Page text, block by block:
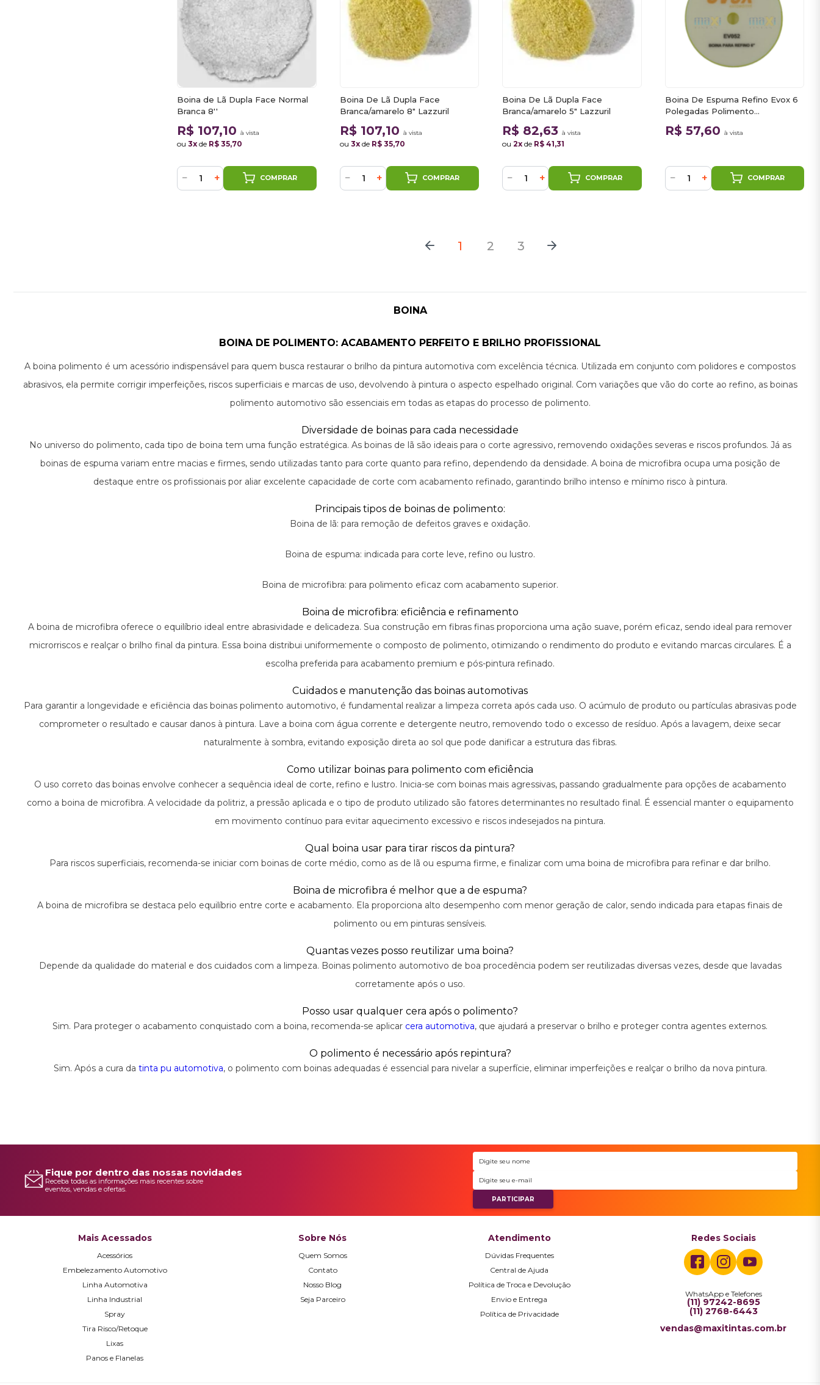
Boina de Lã Dupla Face Normal
Branca 8''
R$ 107,10 à vista
ou 3x de R$ 35,70
− + COMPRAR
Boina De Lã Dupla Face
Branca/amarelo 8" Lazzuril
R$ 107,10 à vista
ou 3xde R$ 35,70
− + COMPRAR
Boina De Lã Dupla Face
Branca/amarelo 5" Lazzuril
R$ 82,63 à vista
ou 2x de R$ 41,31
− + COMPRAR
Boina De Espuma Refino Evox 6
Polegadas Polimento
Automotivo
R$ 57,60 à vista
− + COMPRAR
1 2 3
BOINA
BOINA DE POLIMENTO: ACABAMENTO PERFEITO E BRILHO PROFISSIONAL
A boina polimento é um acessório indispensável para quem busca restaurar o brilho da pintura automotiva com excelência técnica. Utilizada em conjunto com polidores e compostos
abrasivos, ela permite corrigir imperfeições, riscos superficiais e marcas de uso, devolvendo à pintura o aspecto espelhado original. Com variações que vão do corte ao refino, as boinas
polimento automotivo são essenciais em todas as etapas do processo de polimento.
Diversidade de boinas para cada necessidade
No universo do polimento, cada tipo de boina tem uma função estratégica. As boinas de lã são ideais para o corte agressivo, removendo oxidações severas e riscos profundos. Já as
boinas de espuma variam entre macias e firmes, sendo utilizadas tanto para corte quanto para refino, dependendo da densidade. A boina de microfibra ocupa uma posição de
destaque entre os profissionais por aliar excelente capacidade de corte com acabamento refinado, garantindo brilho intenso e mínimo risco à pintura.
Principais tipos de boinas de polimento:
Boina de lã: para remoção de defeitos graves e oxidação.
Boina de espuma: indicada para corte leve, refino ou lustro.
Boina de microfibra: para polimento eficaz com acabamento superior.
Boina de microfibra: eficiência e refinamento
A boina de microfibra oferece o equilíbrio ideal entre abrasividade e delicadeza. Sua construção em fibras finas proporciona uma ação suave, porém eficaz, sendo ideal para remover
microrriscos e realçar o brilho final da pintura. Essa boina distribui uniformemente o composto de polimento, otimizando o rendimento do produto e evitando marcas circulares. É a
escolha preferida para acabamento premium e pós-pintura refinado.
Cuidados e manutenção das boinas automotivas
Para garantir a longevidade e eficiência das boinas polimento automotivo, é fundamental realizar a limpeza correta após cada uso. O acúmulo de produto ou partículas abrasivas pode
comprometer o resultado e causar danos à pintura. Lave a boina com água corrente e detergente neutro, removendo todo o excesso de resíduo. Após a lavagem, deixe secar
naturalmente à sombra, evitando exposição direta ao sol que pode danificar a estrutura das fibras.
Como utilizar boinas para polimento com eficiência
O uso correto das boinas envolve conhecer a sequência ideal de corte, refino e lustro. Inicia-se com boinas mais agressivas, passando gradualmente para opções de acabamento
como a boina de microfibra. A velocidade da politriz, a pressão aplicada e o tipo de produto utilizado são fatores determinantes no resultado final. É essencial manter o equipamento
em movimento contínuo para evitar aquecimento excessivo e riscos indesejados na pintura.
Qual boina usar para tirar riscos da pintura?
Para riscos superficiais, recomenda-se iniciar com boinas de corte médio, como as de lã ou espuma firme, e finalizar com uma boina de microfibra para refinar e dar brilho.
Boina de microfibra é melhor que a de espuma?
A boina de microfibra se destaca pelo equilíbrio entre corte e acabamento. Ela proporciona alto desempenho com menor geração de calor, sendo indicada para etapas finais de
polimento ou em pinturas sensíveis.
Quantas vezes posso reutilizar uma boina?
Depende da qualidade do material e dos cuidados com a limpeza. Boinas polimento automotivo de boa procedência podem ser reutilizadas diversas vezes, desde que lavadas
corretamente após o uso.
Posso usar qualquer cera após o polimento?
Sim. Para proteger o acabamento conquistado com a boina, recomenda-se aplicar cera automotiva, que ajudará a preservar o brilho e proteger contra agentes externos.
O polimento é necessário após repintura?
Sim. Após a cura da tinta pu automotiva, o polimento com boinas adequadas é essencial para nivelar a superfície, eliminar imperfeições e realçar o brilho da nova pintura.
Fique por dentro das nossas novidades
Receba todas as informações mais recentes sobre
eventos, vendas e ofertas.
Mais Acessados
Acessórios
Embelezamento Automotivo
Linha Automotiva
Linha Industrial
Spray
Tira Risco/Retoque
Lixas
Panos e Flanelas
Sobre Nós
Quem Somos
Contato
Nosso Blog
Seja Parceiro
Atendimento
Dúvidas Frequentes
Central de Ajuda
Política de Troca e Devolução
Envio e Entrega
Política de Privacidade
Redes Sociais
WhatsApp e Telefones
(11) 97242-8695
(11) 2768-6443
vendas@maxitintas.com.br